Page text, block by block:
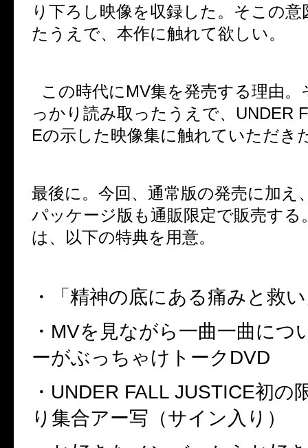
り下ろし映像を収録した。そこの
たうえで、本作に触れて欲しい。
この時代に MV集を発売する理由。
っかり読み取ったうえで、 UNDER
Eの示した映像集に触れていただき
最後に。今回、通常版の発売に加え
パッケージ版も通販限定で販売する
は、以下の特典を用意。
・「精神の底にある痛みと救
・ MVを見ながら一曲一曲につ
ーがぶっちゃけトーク DVD
・ UNDER FALL JUSTICE初の
り集合アー写（サイン入り）